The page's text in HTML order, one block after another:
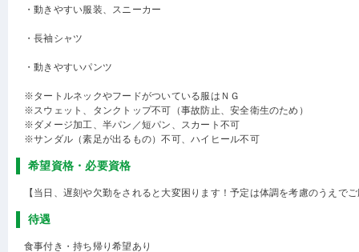
・動きやすい服装、スニーカー
・長袖シャツ
・動きやすいパンツ
※タートルネックやフードがついている服はＮＧ
※スウェット、タンクトップ不可（事故防止、安全衛生のため）
※ダメージ加工、半パン／短パン、スカート不可
※サンダル（素足が出るもの）不可、ハイヒール不可
希望資格・必要資格
【当日、遅刻や欠勤をされると大変困ります！予定は体調を考慮のうえで
待遇
食事付き・持ち帰り希望あり